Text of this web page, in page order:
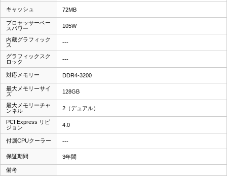
キャッシュ 72MB
プロセッサーベー
スパワー
105W
内蔵グラフィック
ス
---
グラフィックスク
ロック
---
対応メモリー DDR4-3200
最大メモリーサイ
ズ
128GB
最大メモリーチャ
ンネル
2（デュアル）
PCI Express リビ
ジョン
4.0
付属CPUクーラー ---
保証期間 3年間
備考